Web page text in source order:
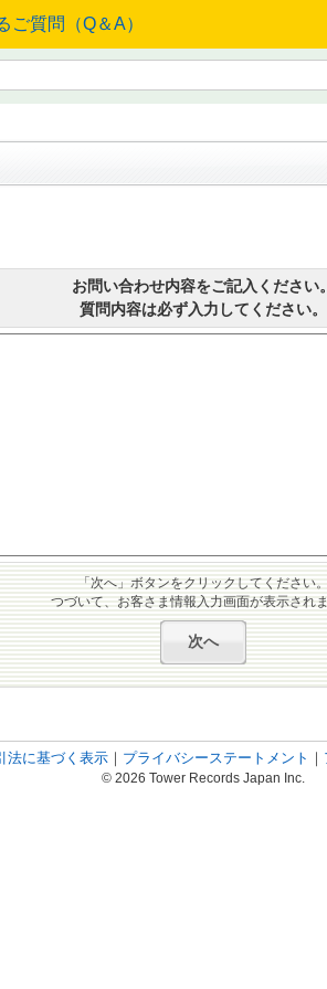
お問い合わせ内容をご記入ください。
質問内容は必ず入力してください。
「次へ」ボタンをクリックしてください
つづいて、お客さま情報入力画面が表示され
法に基づく表示｜ プライバシーステートメント ｜
© 2026 Tower Records Japan Inc.